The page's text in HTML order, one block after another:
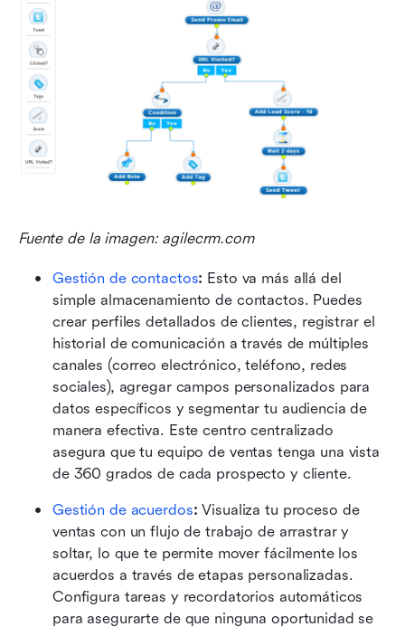
Fuente de la imagen: agilecrm.com
Gestión de contactos: Esto va más allá del
simple almacenamiento de contactos. Puedes
crear perfiles detallados de clientes, registrar el
historial de comunicación a través de múltiples
canales (correo electrónico, teléfono, redes
sociales), agregar campos personalizados para
datos específicos y segmentar tu audiencia de
manera efectiva. Este centro centralizado
asegura que tu equipo de ventas tenga una vista
de 360 grados de cada prospecto y cliente.
Gestión de acuerdos: Visualiza tu proceso de
ventas con un flujo de trabajo de arrastrar y
soltar, lo que te permite mover fácilmente los
acuerdos a través de etapas personalizadas.
Configura tareas y recordatorios automáticos
para asegurarte de que ninguna oportunidad se